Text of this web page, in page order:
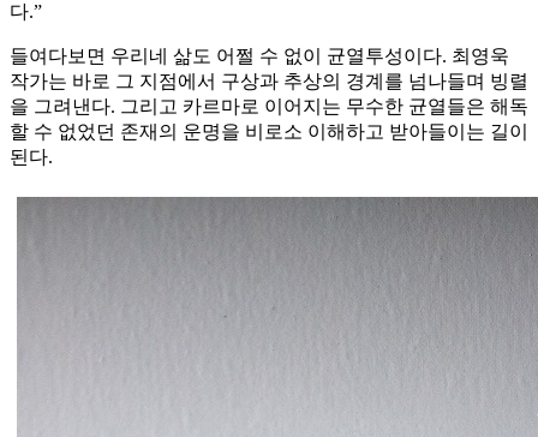
다.”
들여다보면 우리네 삶도 어쩔 수 없이 균열투성이다. 최영욱
작가는 바로 그 지점에서 구상과 추상의 경계를 넘나들며 빙렬
을 그려낸다. 그리고 카르마로 이어지는 무수한 균열들은 해독
할 수 없었던 존재의 운명을 비로소 이해하고 받아들이는 길이
된다.